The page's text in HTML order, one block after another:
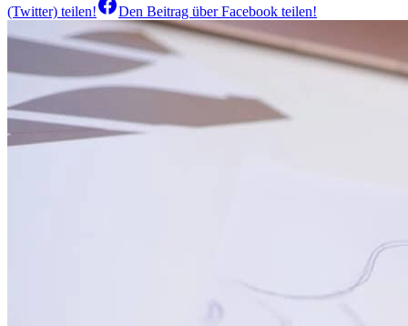
(Twitter) teilen! Den Beitrag überFacebook teilen!